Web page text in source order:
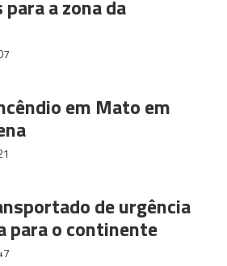
a zona da
em Mato em
de urgência
para o continente